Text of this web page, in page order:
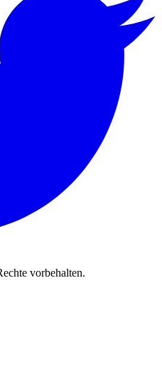
vorbehalten.